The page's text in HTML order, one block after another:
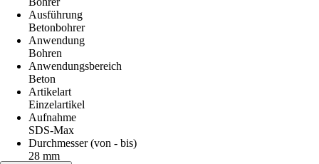
Ausführung
Betonbohrer
Anwendung
Bohren
Anwendungsbereich
Beton
Artikelart
Einzelartikel
Aufnahme
SDS-Max
Durchmesser (von - bis)
28 mm